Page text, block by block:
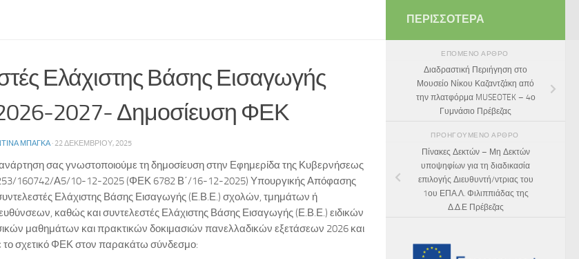
Ελάχιστης Βάσης Εισαγωγής
2027- Δημοσίευση ΦΕΚ
ΜΠΑΓΚΑ · 22 ΔΕΚΕΜΒΡΊΟΥ, 2025
σας γνωστοποιούμε τη δημοσίευση στην Εφημερίδα της Κυβερνήσεως
160742/Α5/10-12-2025 (ΦΕΚ 6782 Β΄/16-12-2025) Υπουργικής Απόφασης
Ελάχιστης Βάσης Εισαγωγής (Ε.Β.Ε.) σχολών, τμημάτων ή
καθώς και συντελεστές Ελάχιστης Βάσης Εισαγωγής (Ε.Β.Ε.) ειδικών
μαθημάτων και πρακτικών δοκιμασιών πανελλαδικών εξετάσεων 2026 και
το σχετικό ΦΕΚ στον παρακάτω σύνδεσμο:
ΠΕΡΙΣΣΌΤΕΡΑ
ΕΠΌΜΕΝΟ ΆΡΘΡΟ
Διαδραστική Περιήγηση στο
Μουσείο Νίκου Καζαντζάκη από
την πλατφόρμα MUSEOTEK – 4ο
Γυμνάσιο Πρέβεζας
ΠΡΟΗΓΟΎΜΕΝΟ ΆΡΘΡΟ
Πίνακες Δεκτών – Μη Δεκτών
υποψηφίων για τη διαδικασία
επιλογής Διευθυντή/ντριας του
1ου ΕΠΑ.Λ. Φιλιππιάδας της
Δ.Δ.Ε Πρέβεζας